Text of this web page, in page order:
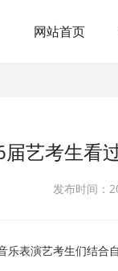
网站首页
艺考生看
发布时间：
乐表演艺考生们结